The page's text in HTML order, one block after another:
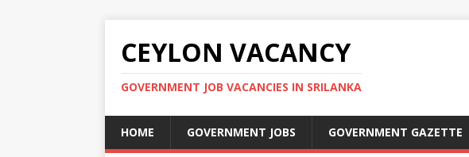
CEYLON VACANCY
GOVERNMENT JOB VACANCIES IN SRILANKA
HOME GOVERNMENT JOBS GOVERNMENT GAZETTE